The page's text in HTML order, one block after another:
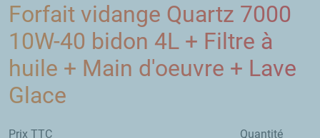
Forfait vidange Quartz 7000
10W-40 bidon 4L + Filtre à
huile + Main d'oeuvre + Lave
Glace
Prix TTC
Quantité